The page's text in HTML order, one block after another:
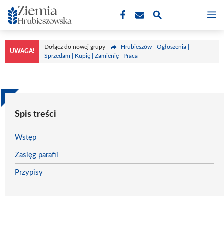
Przejdź
do
treści
UWAGA!
Dołącz do nowej grupy
Hrubieszów - Ogłoszenia |
Sprzedam | Kupię | Zamienię | Praca
Spis treści
Wstęp
Zasięg parafii
Przypisy